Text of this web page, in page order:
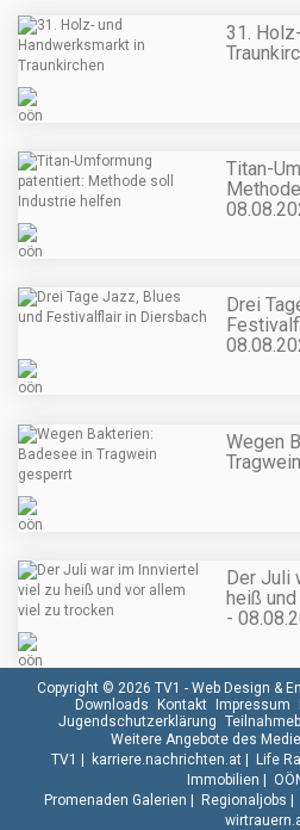
31.
Titan-
Drei
Wegen
Der Juli
heiß
-
Copyright © 2026 TV1 - Web Design &
Downloads Kontakt Impressum
Jugendschutzerklärung
Weitere Angebote des
TV1 | karriere.nachrichten.at| Life
Immobilien |
Promenaden Galerien | Regionaljobs |